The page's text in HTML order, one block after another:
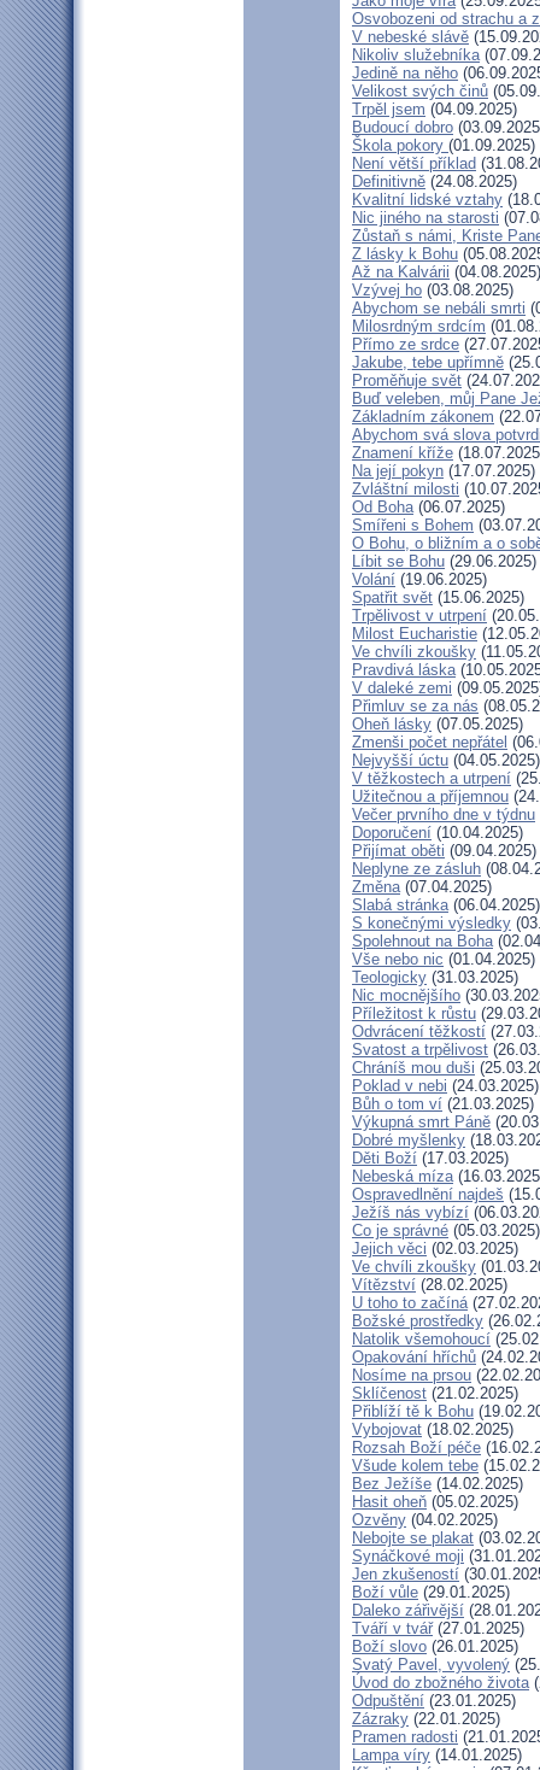
Osvobozeni od strachu a
V nebeské slávě
Nikoliv služebníka
Jedině na něho
Velikost svých činů
Trpěl jsem (04.09.2025)
Budoucí dobro
Škola pokory (01.09.2025)
Není větší příklad
Definitivně (24.08.2025)
Kvalitní lidské vztahy
Nic jiného na starosti
Zůstaň s námi, Kriste
Z lásky k Bohu
Až na Kalvárii (04.08.2025)
Vzývej ho (03.08.2025)
Abychom se nebáli smrti
Milosrdným srdcím
Přímo ze srdce
Jakube, tebe upřímně
Proměňuje svět
Buď veleben, můj Pane
Základním zákonem
Abychom svá slova
Znamení kříže
Na její pokyn (17.07.2025)
Zvláštní milosti
Od Boha(06.07.2025)
Smířeni s Bohem
O Bohu, o bližním a o
Líbit se Bohu (29.06.2025)
Volání (19.06.2025)
Spatřit svět (15.06.2025)
Trpělivost v utrpení
Milost Eucharistie
Ve chvíli zkoušky
Pravdivá láska
V daleké zemi
Přimluv se za nás
Oheň lásky (07.05.2025)
Zmenši počet nepřátel
Nejvyšší úctu (04.05.2025)
V těžkostech a utrpení
Užitečnou a příjemnou
Večer prvního dne v týdnu
Doporučení (10.04.2025)
Přijímat oběti (09.04.2025)
Neplyne ze zásluh
Změna(07.04.2025)
Slabá stránka(06.04.2025)
S konečnými výsledky
Spolehnout na Boha
Vše nebo nic (01.04.2025)
Teologicky (31.03.2025)
Nic mocnějšího
Příležitost k růstu
Odvrácení těžkostí
Svatost a trpělivost
Chráníš mou duši
Poklad v nebi (24.03.2025)
Bůh o tom ví (21.03.2025)
Výkupná smrt Páně
Dobré myšlenky
Děti Boží (17.03.2025)
Nebeská míza
Ospravedlnění najdeš
Ježíš nás vybízí
Co je správné (05.03.2025)
Jejich věci (02.03.2025)
Ve chvíli zkoušky
Vítězství (28.02.2025)
U toho to začíná
Božské prostředky
Natolik všemohoucí
Opakování hříchů
Nosíme na prsou
Sklíčenost (21.02.2025)
Přiblíží tě k Bohu
Vybojovat (18.02.2025)
Rozsah Boží péče
Všude kolem tebe
Bez Ježíše (14.02.2025)
Hasit oheň (05.02.2025)
Ozvěny (04.02.2025)
Nebojte se plakat
Synáčkové moji
Jen zkušeností
Boží vůle (29.01.2025)
Daleko zářivější
Tváří v tvář(27.01.2025)
Boží slovo (26.01.2025)
Svatý Pavel, vyvolený
Úvod do zbožného života
Odpuštění (23.01.2025)
Zázraky (22.01.2025)
Pramen radosti
Lampa víry (14.01.2025)